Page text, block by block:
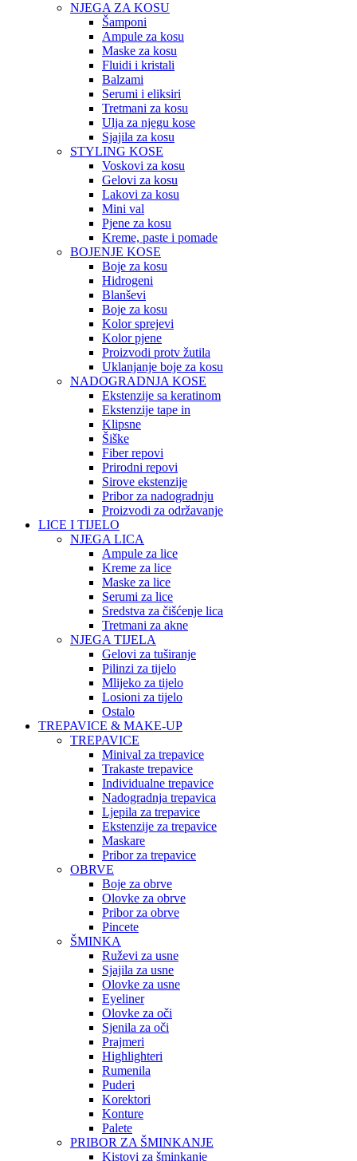
NJEGA ZA KOSU
Šamponi
Ampule za kosu
Maske za kosu
Fluidi i kristali
Balzami
Serumi i eliksiri
Tretmani za kosu
Ulja za njegu kose
Sjajila za kosu
STYLING KOSE
Voskovi za kosu
Gelovi za kosu
Lakovi za kosu
Mini val
Pjene za kosu
Kreme, paste i pomade
BOJENJE KOSE
Boje za kosu
Hidrogeni
Blanševi
Boje za kosu
Kolor sprejevi
Kolor pjene
Proizvodi protv žutila
Uklanjanje boje za kosu
NADOGRADNJA KOSE
Ekstenzije sa keratinom
Ekstenzije tape in
Klipsne
Šiške
Fiber repovi
Prirodni repovi
Sirove ekstenzije
Pribor za nadogradnju
Proizvodi za održavanje
LICE I TIJELO
NJEGA LICA
Ampule za lice
Kreme za lice
Maske za lice
Serumi za lice
Sredstva za čišćenje lica
Tretmani za akne
NJEGA TIJELA
Gelovi za tuširanje
Pilinzi za tijelo
Mlijeko za tijelo
Losioni za tijelo
Ostalo
TREPAVICE & MAKE-UP
TREPAVICE
Minival za trepavice
Trakaste trepavice
Individualne trepavice
Nadogradnja trepavica
Ljepila za trepavice
Ekstenzije za trepavice
Maskare
Pribor za trepavice
OBRVE
Boje za obrve
Olovke za obrve
Pribor za obrve
Pincete
ŠMINKA
Ruževi za usne
Sjajila za usne
Olovke za usne
Eyeliner
Olovke za oči
Sjenila za oči
Prajmeri
Highlighteri
Rumenila
Puderi
Korektori
Konture
Palete
PRIBOR ZA ŠMINKANJE
Kistovi za šminkanje